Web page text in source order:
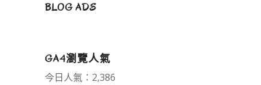
BLOG ADS
GA4瀏覽人氣
今日人氣：2,386